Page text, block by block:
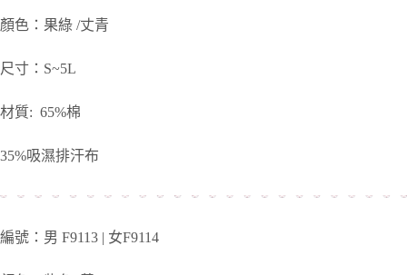
顏色：果綠 /丈青
尺寸：S~5L
材質: 65%棉
35%吸濕排汗布
編號：男 F9113 | 女F9114